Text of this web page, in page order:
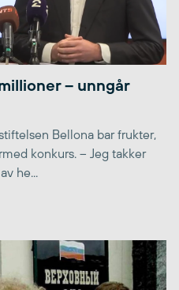
– unngår
Bellona bar frukter,
konkurs. – Jeg takker
he...